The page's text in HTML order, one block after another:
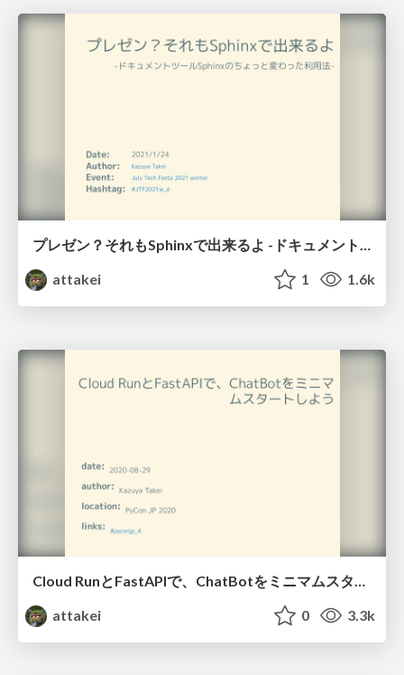
プレゼン？それもSphinxで出来るよ -ドキュメントツールSphinxのちょっと変わった利用法- / You can presentation too by Sphinx!
attakei
1 1.6k
Cloud RunとFastAPIで、ChatBotをミニマムスタートしよう / Getting start ChatBot with FastAPI and Cloud RUN
attakei
0 3.3k